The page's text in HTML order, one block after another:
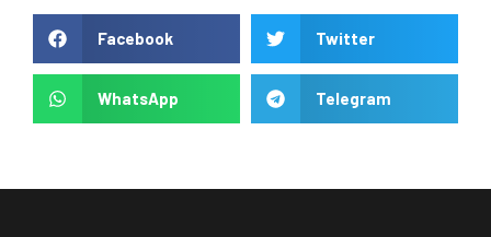
Facebook Twitter
WhatsApp Telegram